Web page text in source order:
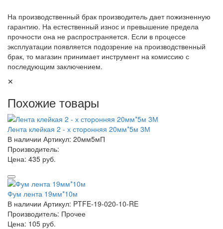
На производственный брак производитель дает пожизненную
гарантию. На естественный износ и превышение предела
прочности она не распространяется. Если в процессе
эксплуатации появляется подозрение на производственный
брак, то магазин принимает инструмент на комиссию с
последующим заключением.
✕
Похожие товары
Лента клейкая 2 - х сторонняя 20мм*5м 3М
В наличии Артикул: 20мм5мП
Производитель:
Цена: 435 руб.
Фум лента 19мм*10м
В наличии Артикул: PTFE-19-020-10-RE
Производитель: Прочее
Цена: 105 руб.